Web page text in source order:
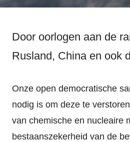
Door oorlogen aan de
Rusland, China en ook
Onze open democratische
nodig is om deze te
van chemische en nucleaire
bestaanszekerheid van de